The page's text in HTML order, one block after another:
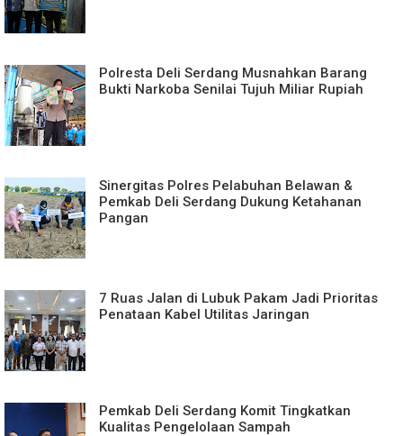
Polresta Deli Serdang Musnahkan Barang
Bukti Narkoba Senilai Tujuh Miliar Rupiah
Sinergitas Polres Pelabuhan Belawan &
Pemkab Deli Serdang Dukung Ketahanan
Pangan
7 Ruas Jalan di Lubuk Pakam Jadi Prioritas
Penataan Kabel Utilitas Jaringan
Pemkab Deli Serdang Komit Tingkatkan
Kualitas Pengelolaan Sampah